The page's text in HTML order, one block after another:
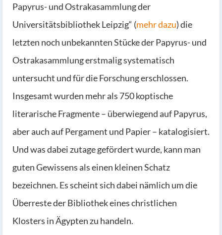
Papyrus- und Ostrakasammlung der
Universitätsbibliothek Leipzig“ (mehr dazu) die
letzten noch unbekannten Stücke der Papyrus- und
Ostrakasammlung erstmalig systematisch
untersucht und für die Forschung erschlossen.
Insgesamt wurden mehr als 750 koptische
literarische Fragmente – überwiegend auf Papyrus,
aber auch auf Pergament und Papier – katalogisiert.
Und was dabei zutage gefördert wurde, kann man
guten Gewissens als einen kleinen Schatz
bezeichnen. Es scheint sich dabei nämlich um die
Überreste der Bibliothek eines christlichen
Klosters in Ägypten zu handeln.